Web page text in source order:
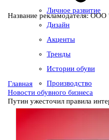
Личное развитие
Дизайн
Акценты
Тренды
Истории обуви
Производство
Название рекламодателя:
Главная
Новости обувного бизнеса
Путин ужесточил правила